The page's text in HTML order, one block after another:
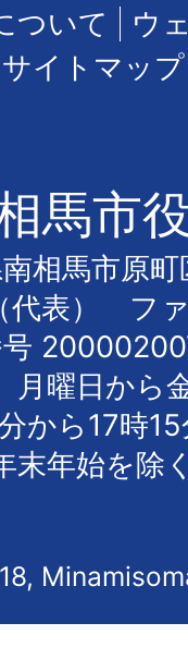
ついて
ウ
サイトマップ
馬市
相馬市原町
（代表） フ
月曜日から
から17時
末年始を除